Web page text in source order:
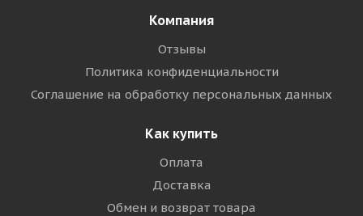
Компания
Отзывы
Политика конфиденциальности
Соглашение на обработку персональных данных
Как купить
Оплата
Доставка
Обмен и возврат товара